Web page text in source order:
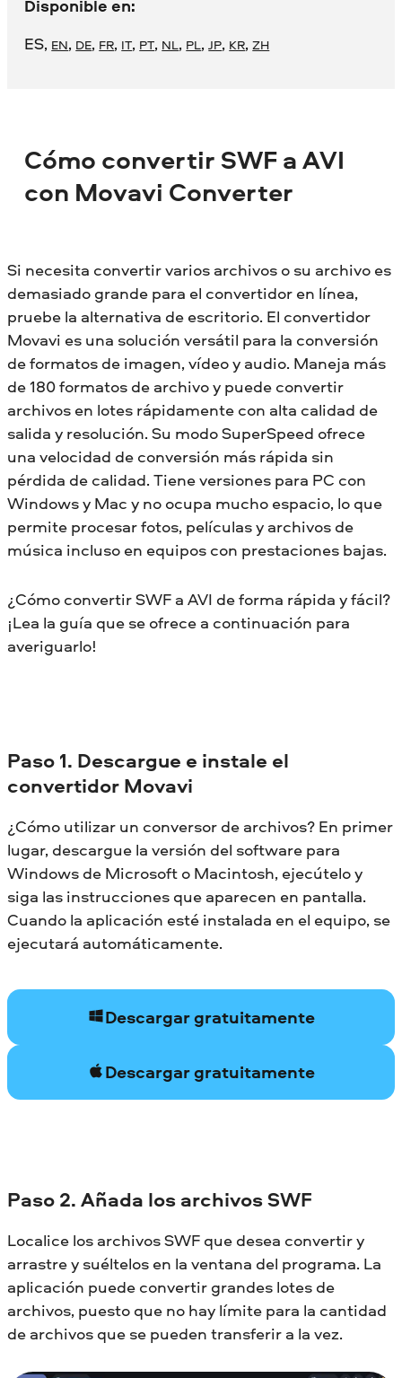
Disponible en:
ES, EN, DE, FR, IT, PT, NL, PL,JP, KR,ZH
Cómo convertir SWF a AVI
con Movavi Converter
Si necesita convertir varios archivos o su archivo es
demasiado grande para el convertidor en línea,
pruebe la alternativa de escritorio. El convertidor
Movavi es una solución versátil para la conversión
de formatos de imagen, vídeo y audio. Maneja más
de 180 formatos de archivo y puede convertir
archivos en lotes rápidamente con alta calidad de
salida y resolución. Su modo SuperSpeed ofrece
una velocidad de conversión más rápida sin
pérdida de calidad. Tiene versiones para PC con
Windows y Mac y no ocupa mucho espacio, lo que
permite procesar fotos, películas y archivos de
música incluso en equipos con prestaciones bajas.
¿Cómo convertir SWF a AVI de forma rápida y fácil?
¡Lea la guía que se ofrece a continuación para
averiguarlo!
Paso 1. Descargue e instale el
convertidor Movavi
¿Cómo utilizar un conversor de archivos? En primer
lugar, descargue la versión del software para
Windows de Microsoft o Macintosh, ejecútelo y
siga las instrucciones que aparecen en pantalla.
Cuando la aplicación esté instalada en el equipo, se
ejecutará automáticamente.
Descargar gratuitamente
Descargar gratuitamente
Paso 2. Añada los archivos SWF
Localice los archivos SWF que desea convertir y
arrastre y suéltelos en la ventana del programa. La
aplicación puede convertir grandes lotes de
archivos, puesto que no hay límite para la cantidad
de archivos que se pueden transferir a la vez.